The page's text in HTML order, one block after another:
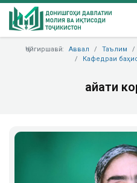
Ҷойгиршавӣ: Аввал Таълим
Кафедраи
Ҳайати